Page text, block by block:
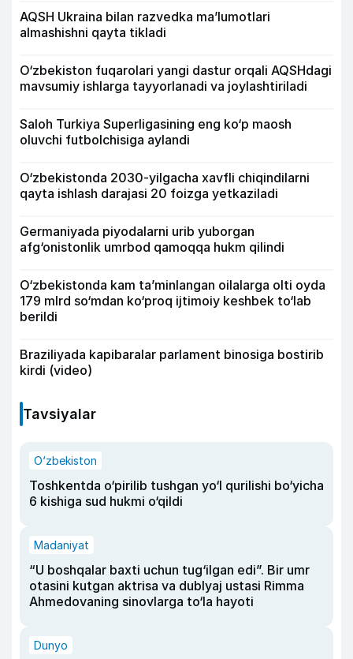
AQSH Ukraina bilan razvedka ma’lumotlari
almashishni qayta tikladi
O‘zbekiston fuqarolari yangi dastur orqali AQSHdagi
mavsumiy ishlarga tayyorlanadi va joylashtiriladi
Saloh Turkiya Superligasining eng ko‘p maosh
oluvchi futbolchisiga aylandi
O‘zbekistonda 2030-yilgacha xavfli chiqindilarni
qayta ishlash darajasi 20 foizga yetkaziladi
Germaniyada piyodalarni urib yuborgan
afg‘onistonlik umrbod qamoqqa hukm qilindi
O‘zbekistonda kam ta’minlangan oilalarga olti oyda
179 mlrd so‘mdan ko‘proq ijtimoiy keshbek to‘lab
berildi
Braziliyada kapibaralar parlament binosiga bostirib
kirdi (video)
Tavsiyalar
O‘zbekiston
Toshkentda o‘pirilib tushgan yo‘l qurilishi bo‘yicha
6 kishiga sud hukmi o‘qildi
Madaniyat
“U boshqalar baxti uchun tug‘ilgan edi”. Bir umr
otasini kutgan aktrisa va dublyaj ustasi Rimma
Ahmedovaning sinovlarga to‘la hayoti
Dunyo